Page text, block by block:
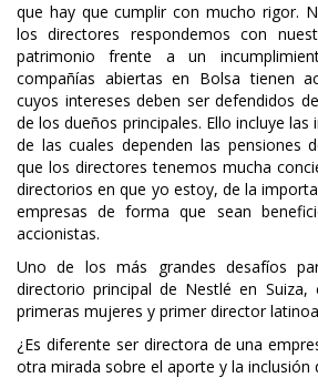
que hay que cumplir con mucho rigor.
los directores respondemos con
patrimonio frente a un
compañías abiertas en Bolsa tienen
cuyos intereses deben ser defendidos
de los dueños principales. Ello incluye las
de las cuales dependen las pensiones
que los directores tenemos mucha
directorios en que yo estoy, de la
empresas de forma que sean
accionistas.
Uno de los más grandes desafíos
directorio principal de Nestlé en
primeras mujeres y primer director
¿Es diferente ser directora de una
otra mirada sobre el aporte y la inclusión